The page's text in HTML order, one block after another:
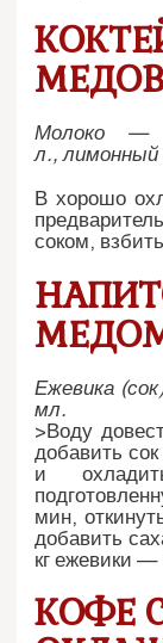
Молоко
л., лимонный
В хорошо
соком,
Ежевика
мл.
>Воду
добавить
и
мин,
добавить
кг ежевики
КОФЕ